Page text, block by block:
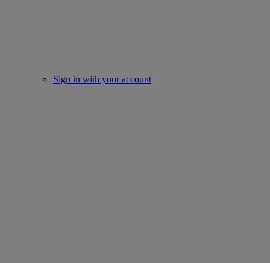
Sign in with your account